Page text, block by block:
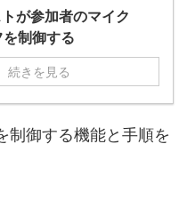
が参加者のマイク
制御する
続きを見る
制御する機能と手順を